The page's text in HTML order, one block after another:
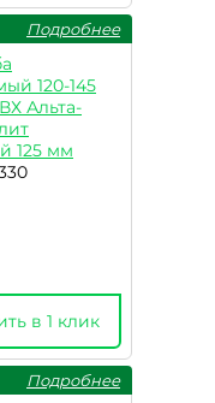
Подробнее
120-145
Альта-
125 мм
в 1 клик
Подробнее